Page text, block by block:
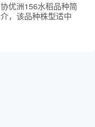
协优洲156水稻品种简
介，该品种株型适中